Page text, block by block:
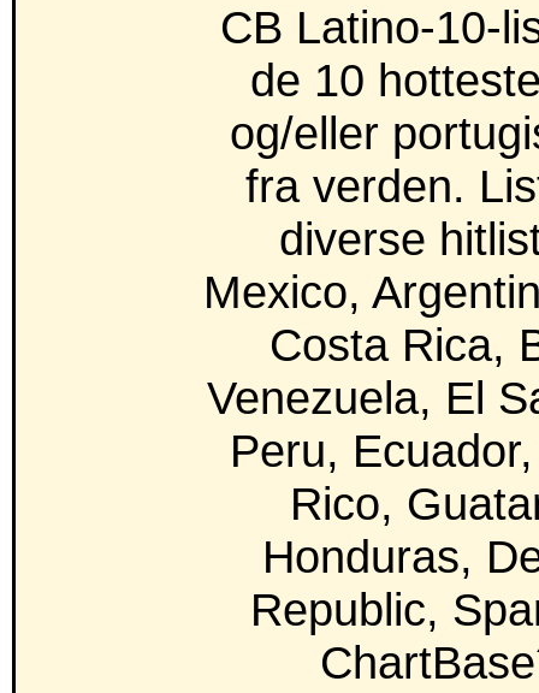
CB Latino-10-
de 10
og/eller
fra verden.
diverse
Mexico,
Costa Rica,
Venezuela, El
Peru,
Rico,
Honduras,
Republic,